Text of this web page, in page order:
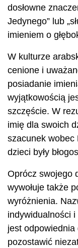
dosłowne
Jedynego” lub
imieniem o
W kulturze
cenione i
posiadanie
wyjątkowością
szczęście. W
imię dla swoich
szacunek wobec
dzieci były
Oprócz swojego
wywołuje także
wyróżnienia.
indywidualności
jest
pozostawić